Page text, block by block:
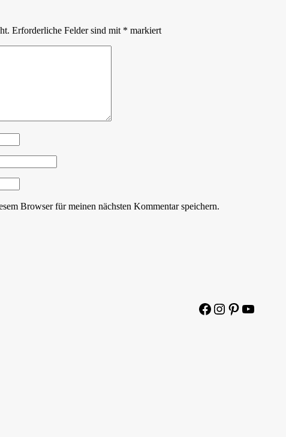
Erforderliche Felder sind mit * markiert
Browser für meinen nächsten Kommentar speichern.
Facebook
Instagram
Pinterest
YouTube